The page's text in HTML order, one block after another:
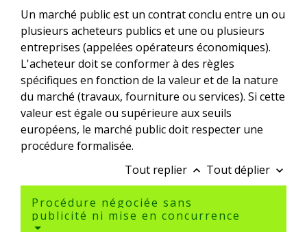
Un marché public est un contrat conclu entre un ou
plusieurs acheteurs publics et une ou plusieurs
entreprises (appelées opérateurs économiques).
L'acheteur doit se conformer à des règles
spécifiques en fonction de la valeur et de la nature
du marché (travaux, fourniture ou services). Si cette
valeur est égale ou supérieure aux seuils
européens, le marché public doit respecter une
procédure formalisée.
Tout replier keyboard_arrow_up Tout déplier keyboard_arrow_down
Procédure négociée sans
publicité ni mise en concurrence